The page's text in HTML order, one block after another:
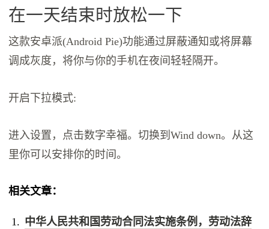
在一天结束时放松一下
这款安卓派(Android Pie)功能通过屏蔽通知或将屏幕
调成灰度，将你与你的手机在夜间轻轻隔开。
开启下拉模式:
进入设置，点击数字幸福。切换到Wind down。从这
里你可以安排你的时间。
相关文章：
中华人民共和国劳动合同法实施条例，劳动法辞